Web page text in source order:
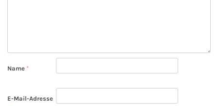
Name *
E-Mail-Adresse